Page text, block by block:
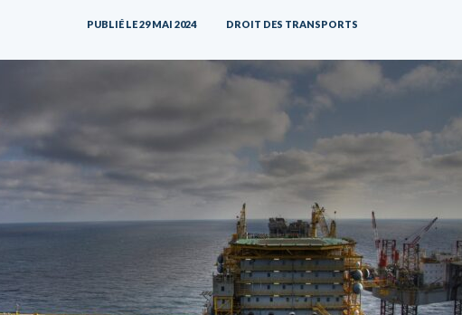
PUBLIÉ LE 29 MAI 2024 DROIT DES TRANSPORTS